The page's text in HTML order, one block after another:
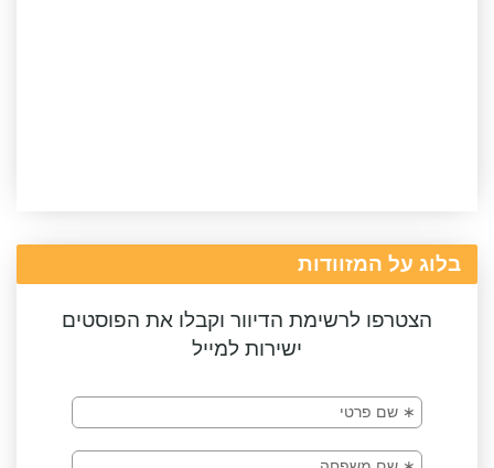
בלוג על המזוודות
הצטרפו לרשימת הדיוור וקבלו את הפוסטים
ישירות למייל